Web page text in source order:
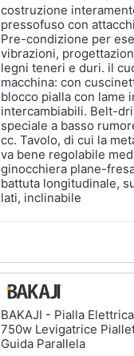
costruzione
pressofuso con
Pre-condizione per
vibrazioni,
legni teneri e duri. il
macchina: con
blocco pialla con lame
intercambiabili. Belt-
speciale a basso
cc. Tavolo, di cui la
va bene regolabile
ginocchiera plane-
battuta longitudinale,
lati, inclinabile
BAKAJI - Pialla
750w Levigatrice
Guida Parallela